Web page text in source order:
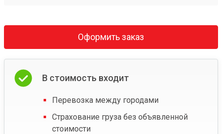
Оформить заказ
В стоимость входит
Перевозка между городами
Страхование груза без объявленной
стоимости